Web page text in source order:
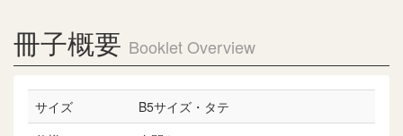
冊子概要 Booklet Overview
サイズ
B5サイズ・タテ